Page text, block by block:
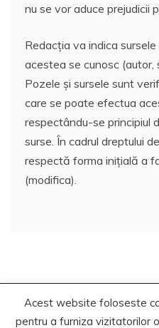
nu se vor aduce prejudicii
Redacția va indica
acestea se cunosc (autor,
Pozele și sursele sunt
care se poate efectua
respectându-se principiul
surse. În cadrul dreptului
respectă forma inițială a
(modifica).
Copyrights. ©
Acest website foloseste
pentru a furniza vizitatorilor